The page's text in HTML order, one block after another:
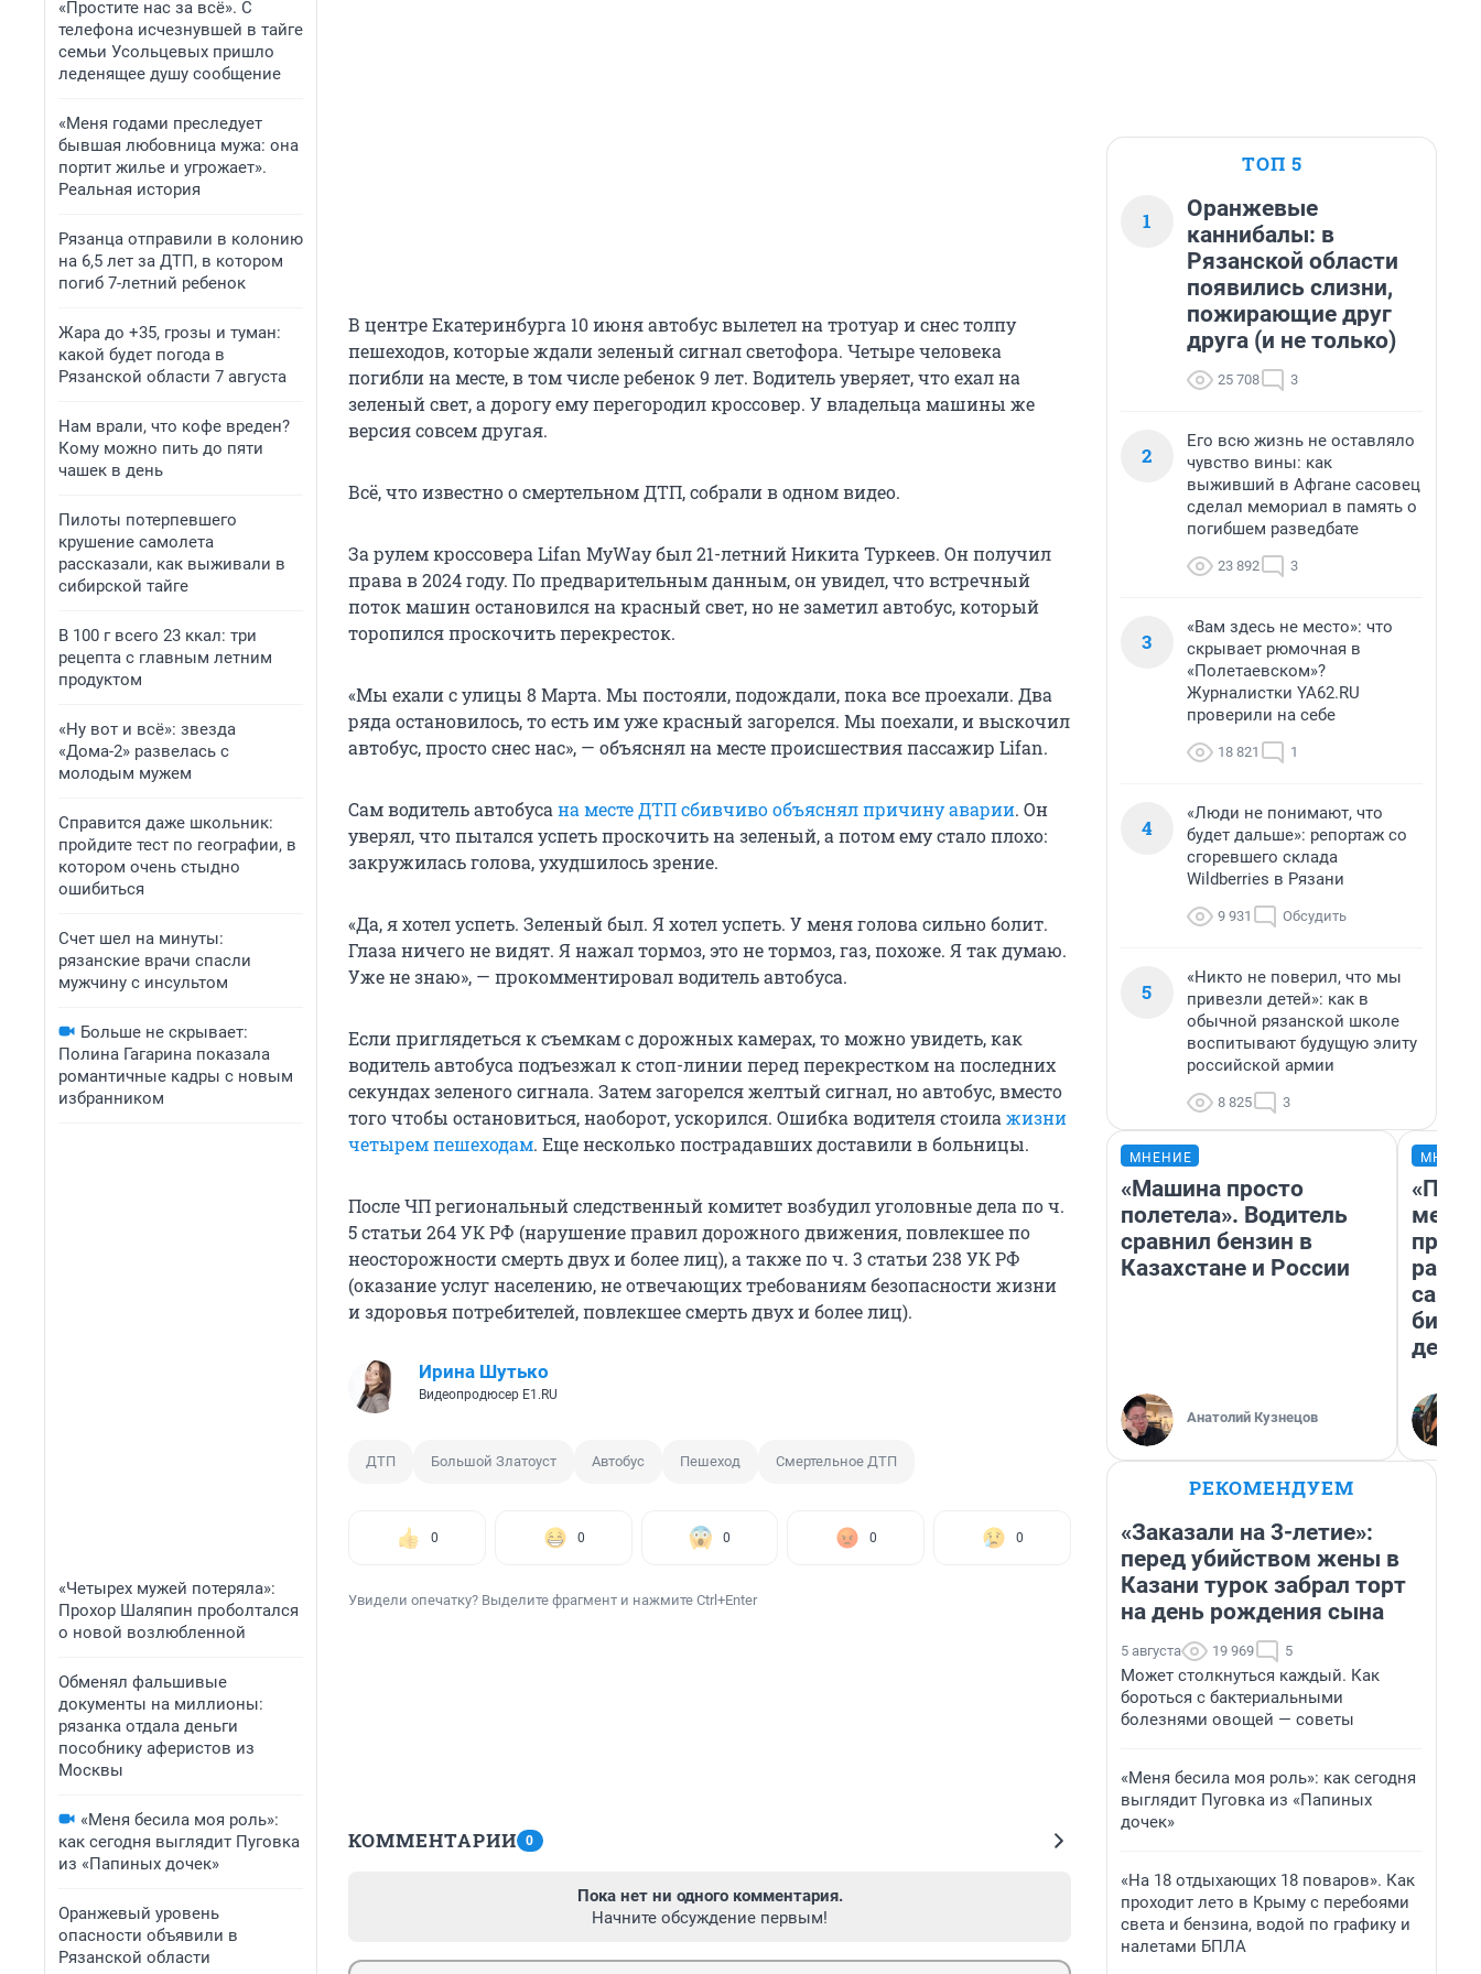
«Простите нас за всё». С
телефона исчезнувшей в тайге
семьи Усольцевых пришло
леденящее душу сообщение
«Меня годами преследует
бывшая любовница мужа: она
портит жилье и угрожает».
Реальная история
Рязанца отправили в колонию
на 6,5 лет за ДТП, в котором
погиб 7-летний ребенок
Жара до +35, грозы и туман:
какой будет погода в
Рязанской области 7 августа
Нам врали, что кофе вреден?
Кому можно пить до пяти
чашек в день
Пилоты потерпевшего
крушение самолета
рассказали, как выживали в
сибирской тайге
В 100 г всего 23 ккал: три
рецепта с главным летним
продуктом
«Ну вот и всё»: звезда
«Дома-2» развелась с
молодым мужем
Справится даже школьник:
пройдите тест по географии, в
котором очень стыдно
ошибиться
Счет шел на минуты:
рязанские врачи спасли
мужчину с инсультом
Больше не скрывает:
Полина Гагарина показала
романтичные кадры с новым
избранником
«Четырех мужей потеряла»:
Прохор Шаляпин проболтался
о новой возлюбленной
Обменял фальшивые
документы на миллионы:
рязанка отдала деньги
пособнику аферистов из
Москвы
«Меня бесила моя роль»:
как сегодня выглядит Пуговка
из «Папиных дочек»
Оранжевый уровень
опасности объявили в
Рязанской области
В центре Екатеринбурга 10 июня автобус вылетел на тротуар и снес толпу
пешеходов, которые ждали зеленый сигнал светофора. Четыре человека
погибли на месте, в том числе ребенок 9 лет. Водитель уверяет, что ехал на
зеленый свет, а дорогу ему перегородил кроссовер. У владельца машины же
версия совсем другая.
Всё, что известно о смертельном ДТП, собрали в одном видео.
За рулем кроссовера Lifan MyWay был 21-летний Никита Туркеев. Он получил
права в 2024 году. По предварительным данным, он увидел, что встречный
поток машин остановился на красный свет, но не заметил автобус, который
торопился проскочить перекресток.
«Мы ехали с улицы 8 Марта. Мы постояли, подождали, пока все проехали. Два
ряда остановилось, то есть им уже красный загорелся. Мы поехали, и выскочил
автобус, просто снес нас», — объяснял на месте происшествия пассажир Lifan.
Сам водитель автобуса на месте ДТП сбивчиво объяснял причину аварии. Он
уверял, что пытался успеть проскочить на зеленый, а потом ему стало плохо:
закружилась голова, ухудшилось зрение.
«Да, я хотел успеть. Зеленый был. Я хотел успеть. У меня голова сильно болит.
Глаза ничего не видят. Я нажал тормоз, это не тормоз, газ, похоже. Я так думаю.
Уже не знаю», — прокомментировал водитель автобуса.
Если приглядеться к съемкам с дорожных камерах, то можно увидеть, как
водитель автобуса подъезжал к стоп-линии перед перекрестком на последних
секундах зеленого сигнала. Затем загорелся желтый сигнал, но автобус, вместо
того чтобы остановиться, наоборот, ускорился. Ошибка водителя стоила жизни
четырем пешеходам. Еще несколько пострадавших доставили в больницы.
После ЧП региональный следственный комитет возбудил уголовные дела по ч.
5 статьи 264 УК РФ (нарушение правил дорожного движения, повлекшее по
неосторожности смерть двух и более лиц), а также по ч. 3 статьи 238 УК РФ
(оказание услуг населению, не отвечающих требованиям безопасности жизни
и здоровья потребителей, повлекшее смерть двух и более лиц).
Ирина Шутько
Видеопродюсер E1.RU
ДТП Большой Златоуст Автобус Пешеход Смертельное ДТП
0 0 0 0 0
Увидели опечатку? Выделите фрагмент и нажмите Ctrl+Enter
КОММЕНТАРИИ 0
Пока нет ни одного комментария.
Начните обсуждение первым!
ТОП 5
1
Оранжевые
каннибалы: в
Рязанской области
появились слизни,
пожирающие друг
друга (и не только)
25 708 3
2
Его всю жизнь не оставляло
чувство вины: как
выживший в Афгане сасовец
сделал мемориал в память о
погибшем разведбате
23 892 3
3
«Вам здесь не место»: что
скрывает рюмочная в
«Полетаевском»?
Журналистки YA62.RU
проверили на себе
18 821 1
4
«Люди не понимают, что
будет дальше»: репортаж со
сгоревшего склада
Wildberries в Рязани
9 931 Обсудить
5
«Никто не поверил, что мы
привезли детей»: как в
обычной рязанской школе
воспитывают будущую элиту
российской армии
8 825 3
МНЕНИЕ
«Машина просто
полетела». Водитель
сравнил бензин в
Казахстане и России
Анатолий Кузнецов
РЕКОМЕНДУЕМ
«Заказали на 3-летие»:
перед убийством жены в
Казани турок забрал торт
на день рождения сына
5 августа 19 969 5
Может столкнуться каждый. Как
бороться с бактериальными
болезнями овощей — советы
«Меня бесила моя роль»: как сегодня
выглядит Пуговка из «Папиных
дочек»
«На 18 отдыхающих 18 поваров». Как
проходит лето в Крыму с перебоями
света и бензина, водой по графику и
налетами БПЛА